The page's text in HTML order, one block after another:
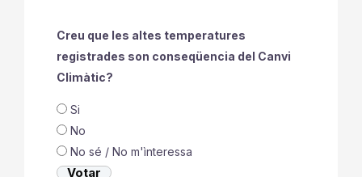
Creu que les altes temperatures
registrades son conseqüencia del Canvi
Climàtic?
Si
No
No sé / No m'ìnteressa